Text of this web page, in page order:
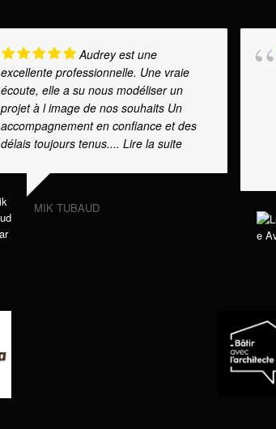
Audrey est une
excellente professionnelle. Une vraie
écoute, elle a su nous modéliser un
projet à l image de nos souhaits Un
accompagnement en confiance et des
délais toujours tenus.... Lire la suite
MIK TUBAUD